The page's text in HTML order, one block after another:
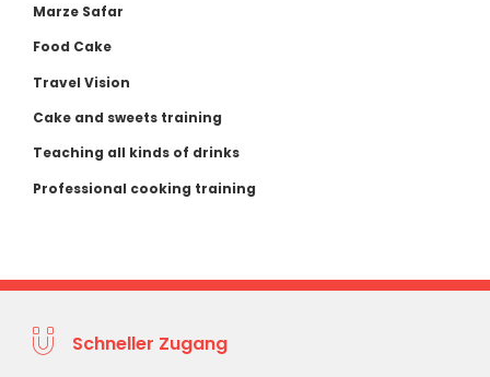
Marze Safar
Food Cake
Travel Vision
Cake and sweets training
Teaching all kinds of drinks
Professional cooking training
Schneller Zugang